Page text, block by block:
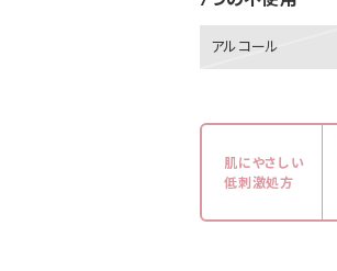
アルコール
肌にやさしい
低刺激処方